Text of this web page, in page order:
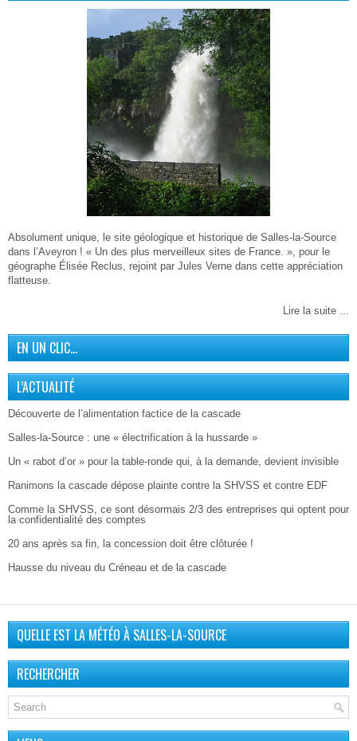
Absolument unique, le site géologique et historique de Salles-la-Source
dans l’Aveyron ! « Un des plus merveilleux sites de France. », pour le
géographe Élisée Reclus, rejoint par Jules Verne dans cette appréciation
flatteuse.
Lire la suite ...
EN UN CLIC…
L’ACTUALITÉ
Découverte de l’alimentation factice de la cascade
Salles-la-Source : une « électrification à la hussarde »
Un « rabot d’or » pour la table-ronde qui, à la demande, devient invisible
Ranimons la cascade dépose plainte contre la SHVSS et contre EDF
Comme la SHVSS, ce sont désormais 2/3 des entreprises qui optent pour
la confidentialité des comptes
20 ans après sa fin, la concession doit être clôturée !
Hausse du niveau du Créneau et de la cascade
QUELLE EST LA MÉTÉO À SALLES-LA-SOURCE
RECHERCHER